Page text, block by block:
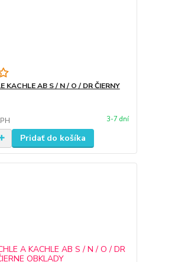
KACHLE AB S / N / O / DR ČIERNY
3-7 dní
Pridať do košíka